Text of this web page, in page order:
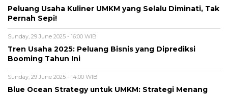
Peluang Usaha Kuliner UMKM yang Selalu Diminati, Tak
Pernah Sepi!
Sunday, 29 June 2025 - 16:00 WIB
Tren Usaha 2025: Peluang Bisnis yang Diprediksi
Booming Tahun Ini
Sunday, 29 June 2025 - 14:00 WIB
Blue Ocean Strategy untuk UMKM: Strategi Menang